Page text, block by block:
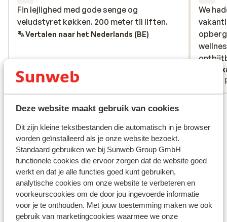
Deze website maakt gebruik van cookies
Dit zijn kleine tekstbestanden die automatisch in je browser
worden geïnstalleerd als je onze website bezoekt.
Standaard gebruiken we bij Sunweb Group GmbH
functionele cookies die ervoor zorgen dat de website goed
werkt en dat je alle functies goed kunt gebruiken,
analytische cookies om onze website te verbeteren en
voorkeurscookies om de door jou ingevoerde informatie
voor je te onthouden. Met jouw toestemming maken we ook
gebruik van marketingcookies waarmee we onze
Fin lejlighed med gode senge og
veludstyret køkken. 200 meter til liften.
Fin lejlighed med gode senge og
veludstyret køkken. 200 meter til liften.
Vertalen naar het Nederlands (BE)
Maria Thomsen
Met familie
We
We
Bekijk alle 7 ervaringen
Ligging
Bekijk op kaart